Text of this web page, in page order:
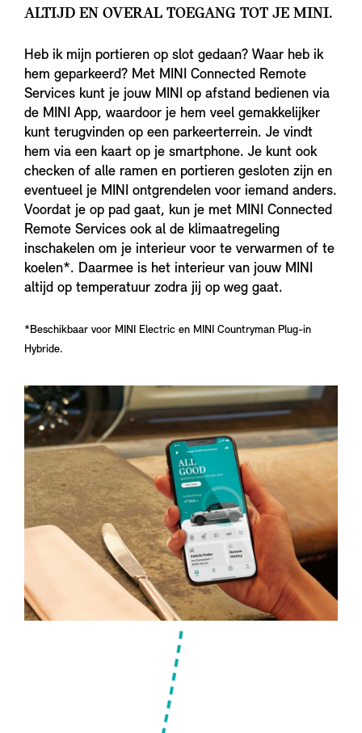
ALTIJD EN OVERAL TOEGANG TOT JE MINI.
Heb ik mijn portieren op slot gedaan? Waar heb ik
hem geparkeerd? Met MINI Connected Remote
Services kunt je jouw MINI op afstand bedienen via
de MINI App, waardoor je hem veel gemakkelijker
kunt terugvinden op een parkeerterrein. Je vindt
hem via een kaart op je smartphone. Je kunt ook
checken of alle ramen en portieren gesloten zijn en
eventueel je MINI ontgrendelen voor iemand anders.
Voordat je op pad gaat, kun je met MINI Connected
Remote Services ook al de klimaatregeling
inschakelen om je interieur voor te verwarmen of te
koelen*. Daarmee is het interieur van jouw MINI
altijd op temperatuur zodra jij op weg gaat.
*Beschikbaar voor MINI Electric en MINI Countryman Plug-in
Hybride.